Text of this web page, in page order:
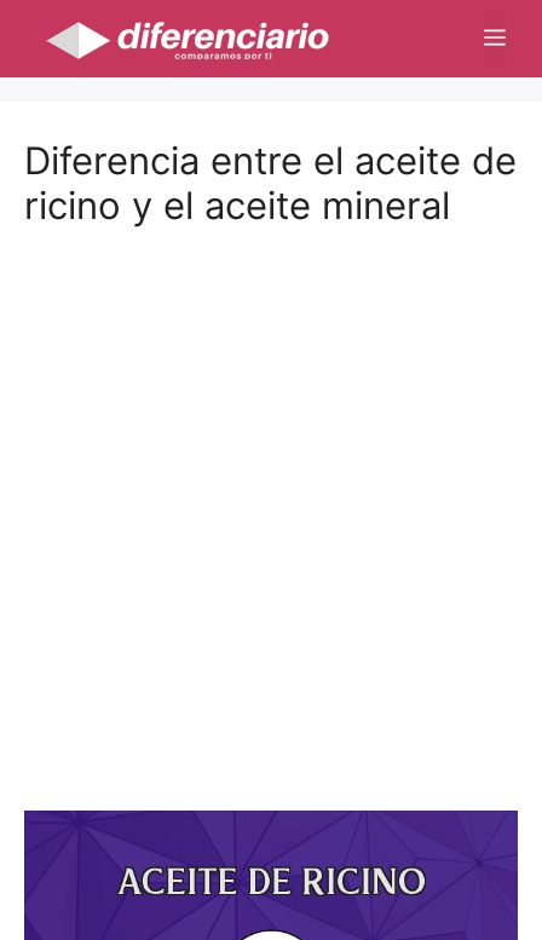
contenido
Diferencia entre el aceite de
ricino y el aceite mineral